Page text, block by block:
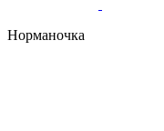
Норманочка